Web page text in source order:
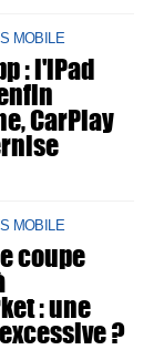
MOBILE
: l'iPad
CarPlay
MOBILE
coupe
: une
?